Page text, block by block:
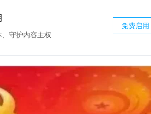
守护内容主权
免费启用